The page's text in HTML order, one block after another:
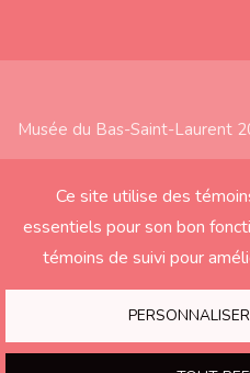
Musée du Bas-Saint-Laurent
Ce site utilise des
essentiels pour son bon
témoins de suivi pour
derniers seront activés
Subfooter
Support